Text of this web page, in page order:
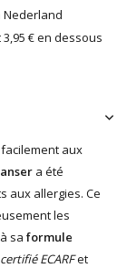
Nederland
€ en dessous
aux
a été
aux allergies. Ce
les
sa formule
certifié ECARFet